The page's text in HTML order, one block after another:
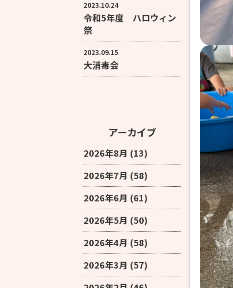
2023.10.24
令和5年度 ハロウィン
祭
2023.09.15
大消毒会
アーカイブ
2026年8月 (13)
2026年7月 (58)
2026年6月 (61)
2026年5月 (50)
2026年4月 (58)
2026年3月 (57)